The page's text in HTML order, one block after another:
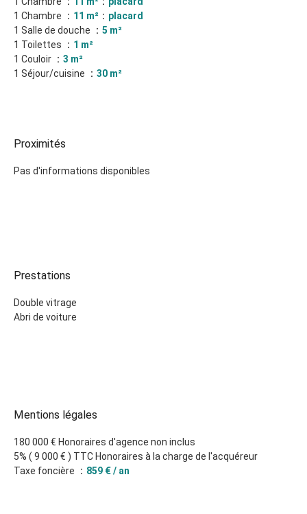
1 Chambre
11 m²
placard
1 Salle de douche
5 m²
1 Toilettes
1 m²
1 Couloir
3 m²
1 Séjour/cuisine
30 m²
Proximités
Pas d'informations disponibles
Prestations
Double vitrage
Abri de voiture
Mentions légales
180 000 € Honoraires d'agence non inclus
5% ( 9 000 € ) TTC Honoraires à la charge de l'acquéreur
Taxe foncière
859 € / an